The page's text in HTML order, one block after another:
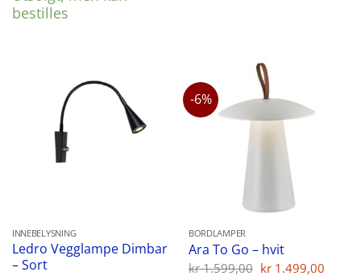
bestilles
INNEBELYSNING
Ledro Vegglampe Dimbar
– Sort
-6%
BORDLAMPER
Ara To Go – hvit
kr1.599,00 Opprinnelig
kr 1.499,00